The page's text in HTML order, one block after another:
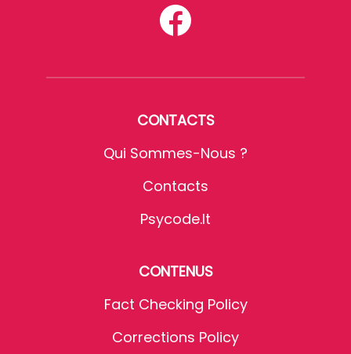
CONTACTS
Qui Sommes-Nous ?
Contacts
Psycode.it
CONTENUS
Fact Checking Policy
Corrections Policy